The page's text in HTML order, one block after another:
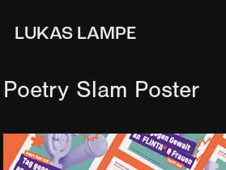
LUKAS LAMPE
Poetry Slam Poster